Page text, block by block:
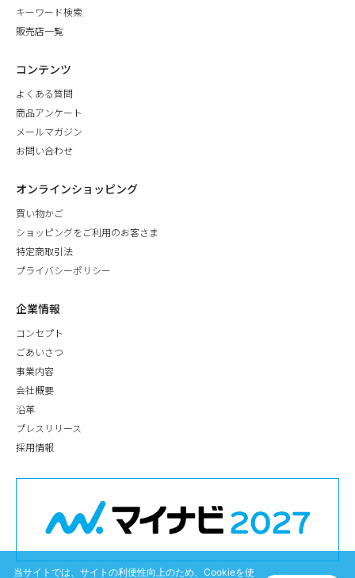
キーワード検索
販売店一覧
コンテンツ
よくある質問
商品アンケート
メールマガジン
お問い合わせ
オンラインショッピング
買い物かご
ショッピングをご利用のお客さま
特定商取引法
プライバシーポリシー
企業情報
コンセプト
ごあいさつ
事業内容
会社概要
沿革
プレスリリース
採用情報
当サイトでは、サイトの利便性向上のため、Cookieを使